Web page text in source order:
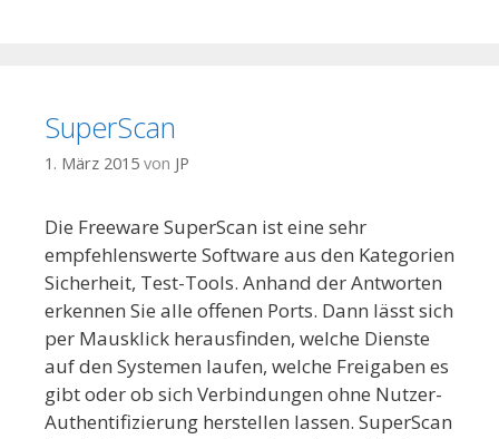
SuperScan
1. März 2015 von JP
Die Freeware SuperScan ist eine sehr
empfehlenswerte Software aus den Kategorien
Sicherheit, Test-Tools. Anhand der Antworten
erkennen Sie alle offenen Ports. Dann lässt sich
per Mausklick herausfinden, welche Dienste
auf den Systemen laufen, welche Freigaben es
gibt oder ob sich Verbindungen ohne Nutzer-
Authentifizierung herstellen lassen. SuperScan